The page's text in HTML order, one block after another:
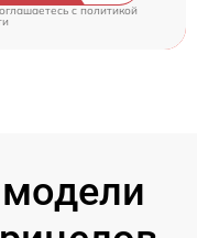
c политикой